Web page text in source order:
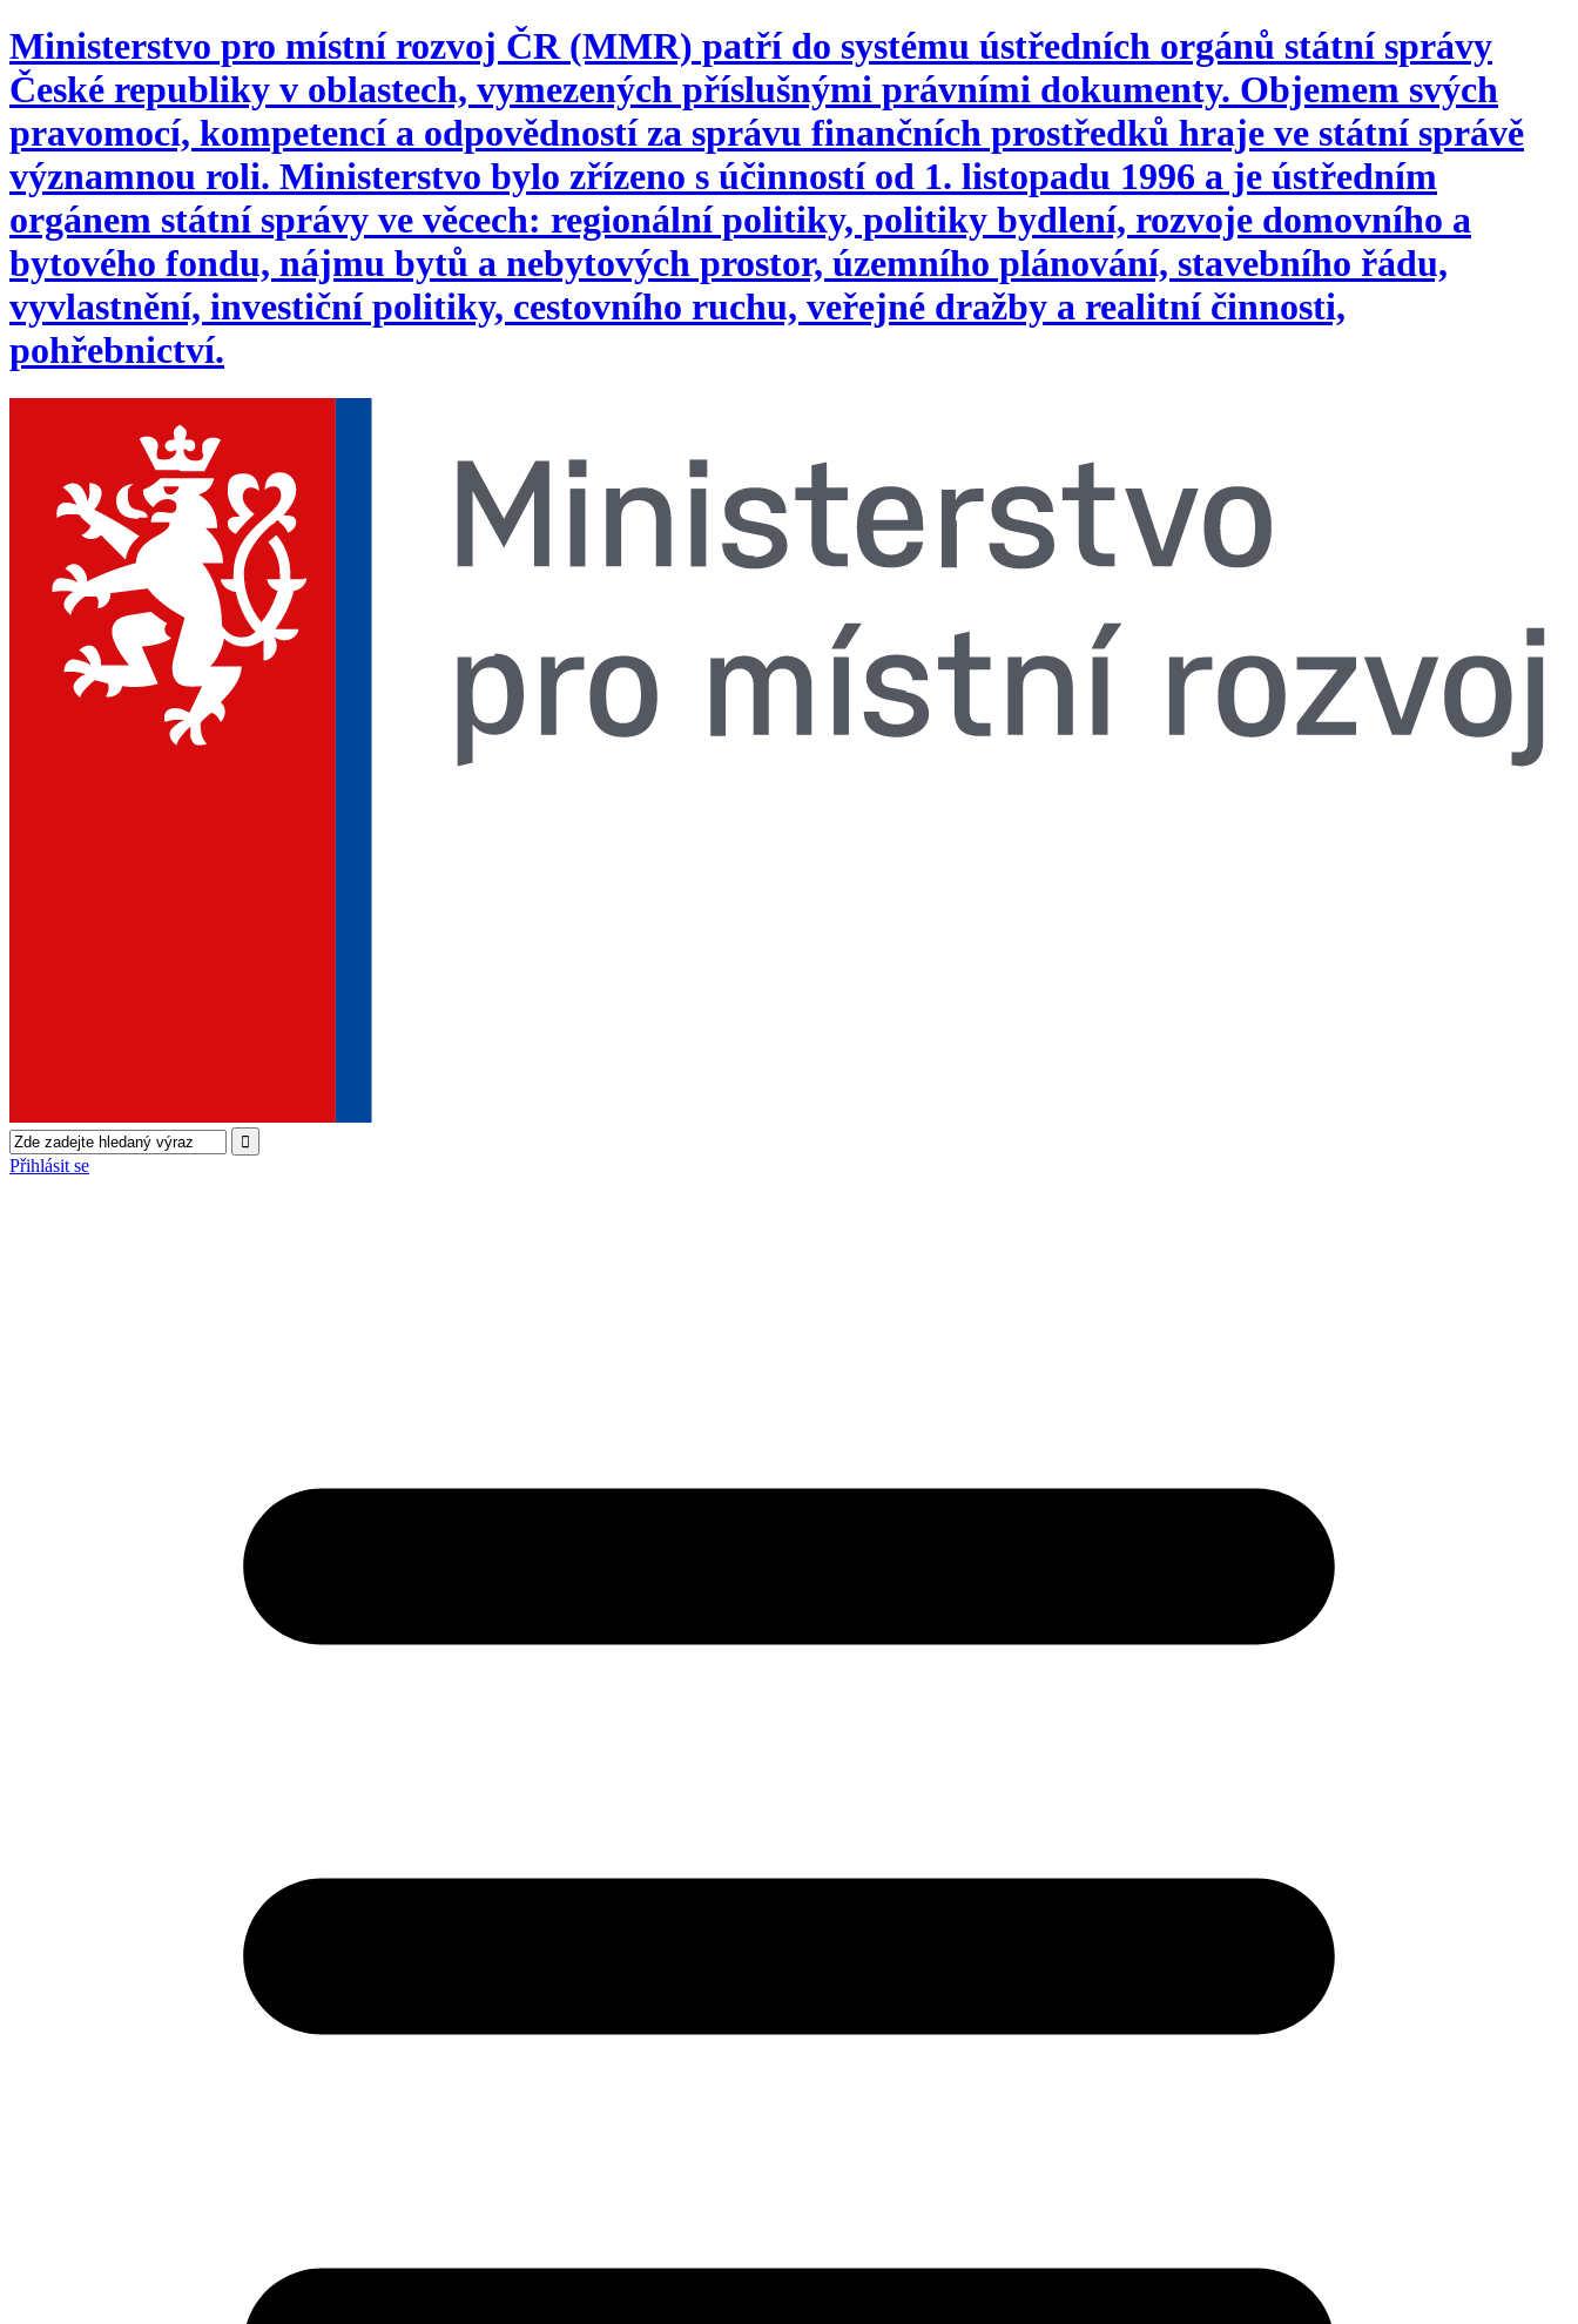
Ministerstvo pro místní rozvoj ČR (MMR) patří do systému ústředních orgánů státní správy
České republiky v oblastech, vymezených příslušnými právními dokumenty. Objemem svých
pravomocí, kompetencí a odpovědností za správu finančních prostředků hraje ve státní správě
významnou roli. Ministerstvo bylo zřízeno s účinností od 1. listopadu 1996 a je ústředním
orgánem státní správy ve věcech: regionální politiky, politiky bydlení, rozvoje domovního a
bytového fondu, nájmu bytů a nebytových prostor, územního plánování, stavebního řádu,
vyvlastnění, investiční politiky, cestovního ruchu, veřejné dražby a realitní činnosti,
pohřebnictví.
Přihlásit se